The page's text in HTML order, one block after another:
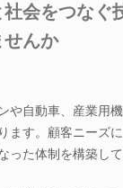
会をつなぐ
せんか
や自動車、産業用
ます。顧客ニーズ
た体制を構築して